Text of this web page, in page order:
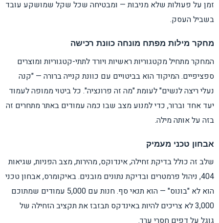
SEO אורגני מול פרסום ממומן — מה עדיף?
מדדים שחובה לעקוב אחריהם בקידום חנות
למה חנויות בוחרות ליווי מקצועי?
זמן על פעולות שלא מניבות — ומבטיחה שכל שקל שמושקע עובד
בשביל העסק.
מחקר מילות מפתח מונחה כוונת רכישה
המחקר מתחיל מקטגוריות ראשיות ויורד לתתי-קטגוריות ומוצרים
ספציפיים. המיקוד הוא בביטויים עם כוונת קנייה ברורה — "קנה
נעלי ריצה לנשים" לעומת "מה זה פרונציה". כל ביטוי ממופה לעמוד
יעד אחד וברור, כדי למנוע מצב שבו כמה עמודים באתר מתחרים זה
בזה על אותה מילה.
אבחון טכני מעמיק
שלב זה כולל בדיקת זחילה, אינדוקס, מהירות, מצב הפניות, שגיאות
404, ניהול פרמטרים ובדיקת נתונים מובנים. באיקומרס, אבחון טכני
הוא לא "בונוס" — הוא תנאי סף. חנות עם 5,000 עמודים שמתוכם
3,000 לא צריכים להיות באינדקס תבזבז את תקציב הזחילה של
גוגל על דפים חסרי ערך.